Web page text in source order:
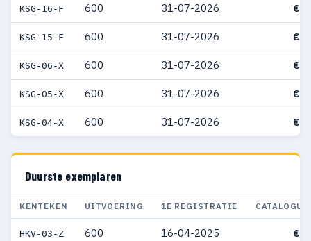
KSG-16-F 600 31-07-2026 €
KSG-15-F 600 31-07-2026 €
KSG-06-X 600 31-07-2026 €
KSG-05-X 600 31-07-2026 €
KSG-04-X 600 31-07-2026 €
Duurste exemplaren
KENTEKEN UITVOERING 1E REGISTRATIE
HKV-03-Z 600 16-04-2025 €